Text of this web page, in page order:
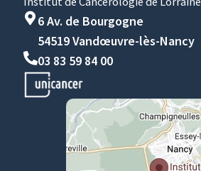
6 Av. de Bourgogne
54519 Vandœuvre-lès-Nancy
03 83 59 84 00